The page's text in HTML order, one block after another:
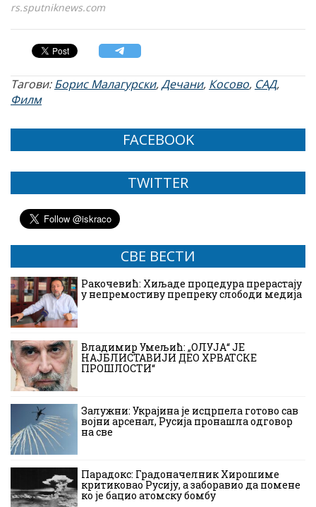
rs.sputniknews.com
Тагови:Борис Малагурски,Дечани, Косово, САД,
Филм
FACEBOOK
TWITTER
СВЕ ВЕСТИ
Ракочевић: Хиљаде процедура прерастају
у непремостиву препреку слободи медија
Владимир Умељић: „ОЛУЈА“ ЈЕ
НАЈБЛИСТАВИЈИ ДЕО ХРВАТСКЕ
ПРОШЛОСТИ“
Залужни: Украјина је исцрпела готово сав
војни арсенал, Русија пронашла одговор
на све
Парадокс: Градоначелник Хирошиме
критиковао Русију, а заборавио да помене
ко је бацио атомску бомбу